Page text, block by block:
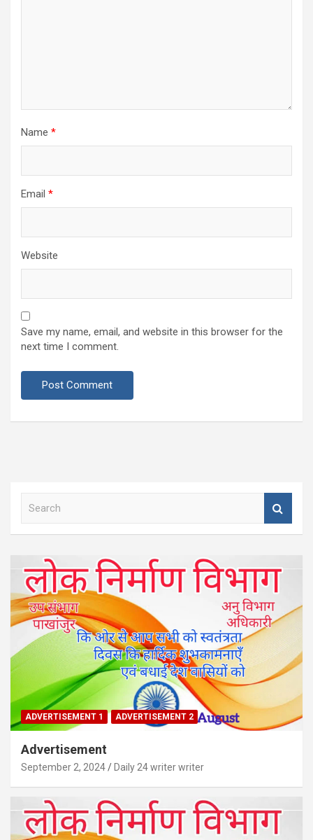
Name *
Email *
Website
Save my name, email, and website in this browser for the
next time I comment.
h
ADVERTISEMENT 1 ADVERTISEMENT 2
Advertisement
September 2, 2024 Daily 24 writer writer